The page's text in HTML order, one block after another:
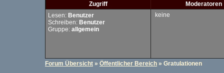
Zugriff
Moderatoren
Lesen: Benutzer
Schreiben: Benutzer
Gruppe: allgemein
keine
Forum Übersicht » Öffentlicher Bereich » Gratulationen